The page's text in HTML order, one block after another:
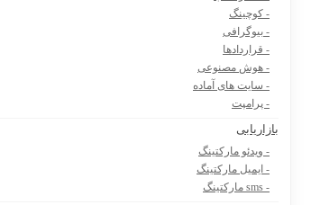
- کوچینگ
- بیوگرافی
- قراردادها
- هوش مصنوعی
- سایت های آماده
- پرامپت
بازاریابی
- ویدئو مارکتینگ
- ایمیل مارکتینگ
- sms مارکتینگ